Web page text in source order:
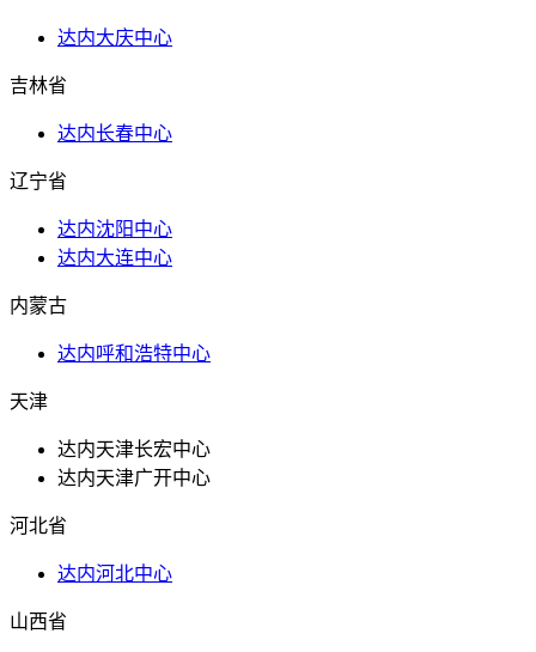
达内大庆中心
吉林省
达内长春中心
辽宁省
达内沈阳中心
达内大连中心
内蒙古
达内呼和浩特中心
天津
达内天津长宏中心
达内天津广开中心
河北省
达内河北中心
山西省